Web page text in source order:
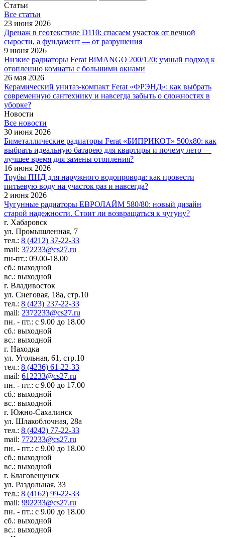
Статьи
Все cтатьи
23 июня 2026
Дренаж в геотекстиле D110: спасаем участок от вечной
сырости, а фундамент — от разрушения
9 июня 2026
Низкие радиаторы Ferat BiMANGO 200/120: умный подход к
отоплению комнаты с большими окнами
26 мая 2026
Керамический унитаз-компакт Ferat «ФРЭНД»: как выбрать
современную сантехнику и навсегда забыть о сложностях в
уборке?
Новости
Все новости
30 июня 2026
Биметаллические радиаторы Ferat «БИПРИКОТ» 500x80: как
выбрать идеальную батарею для квартиры и почему лето —
лучшее время для замены отопления?
16 июня 2026
Трубы ПНД для наружного водопровода: как провести
питьевую воду на участок раз и навсегда?
2 июня 2026
Чугунные радиаторы ЕВРОЛАЙМ 580/80: новый дизайн
старой надежности. Стоит ли возвращаться к чугуну?
г. Хабаровск
ул. Промышленная, 7
тел.: 8 (4212) 37-22-33
mail: 372233@cs27.ru
пн-пт.: 09.00-18.00
сб.: выходной
вс.: выходной
г. Владивосток
ул. Снеговая, 18а, стр.10
тел.: 8 (423) 237-22-33
mail: 2372233@cs27.ru
пн. - пт.: с 9.00 до 18.00
сб.: выходной
вс.: выходной
г. Находка
ул. Угольная, 61, стр.10
тел.: 8 (4236) 61-22-33
mail: 612233@cs27.ru
пн. - пт.: с 9.00 до 17.00
сб.: выходной
вс.: выходной
г. Южно-Сахалинск
ул. Шлакоблочная, 28а
тел.: 8 (4242) 77-22-33
mail: 772233@cs27.ru
пн. - пт.: с 9.00 до 18.00
сб.: выходной
вс.: выходной
г. Благовещенск
ул. Раздольная, 33
тел.: 8 (4162) 99-22-33
mail: 992233@cs27.ru
пн. - пт.: с 9.00 до 18.00
сб.: выходной
вс.: выходной